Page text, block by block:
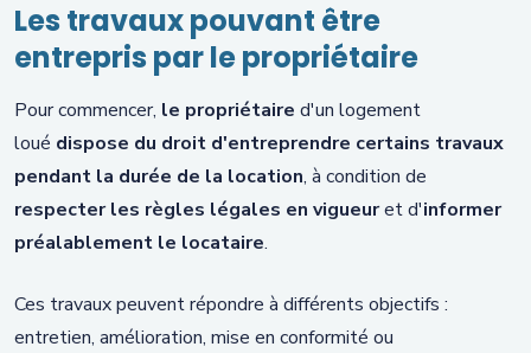
Les travaux pouvant être
entrepris par le propriétaire
Pour commencer, le propriétaire d'un logement
loué dispose du droit d'entreprendre certains travaux
pendant la durée de la location, à condition de
respecter les règles légales en vigueuret d'informer
préalablement le locataire.
Ces travaux peuvent répondre à différents objectifs :
entretien, amélioration, mise en conformité ou